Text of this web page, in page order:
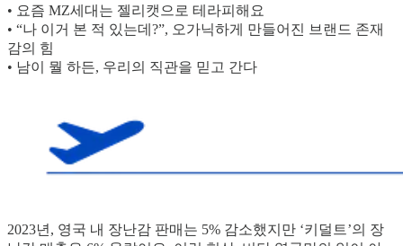
• 요즘 MZ세대는 젤리캣으로 테라피해요
• “나 이거 본 적 있는데?”, 오가닉하게 만들어진 브랜드 존재
감의 힘
• 남이 뭘 하든, 우리의 직관을 믿고 간다
2023년, 영국 내 장난감 판매는 5% 감소했지만 ‘키덜트’의 장